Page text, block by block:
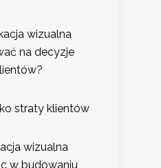
wizualna
na decyzje
straty klientów
wizualna
w budowaniu